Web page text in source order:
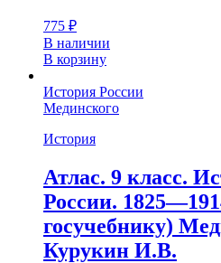
775 ₽
В наличии
В корзину
История России
Мединского
История
Атлас. 9 класс.
России.
госучебнику)
Курукин И.В.